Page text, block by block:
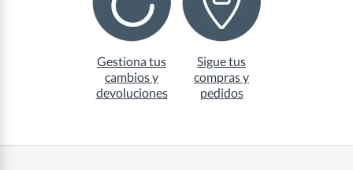
Gestiona tus
cambios y
devoluciones
Sigue tus
compras y
pedidos